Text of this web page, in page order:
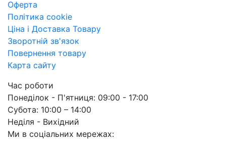
Оферта
Політика cookie
Ціна і Доставка Товару
Зворотній зв'язок
Повернення товару
Карта сайту
Час роботи
Понеділок - П'ятниця: 09:00 - 17:00
Субота: 10:00 – 14:00
Неділя - Вихідний
Ми в соціальних мережах: